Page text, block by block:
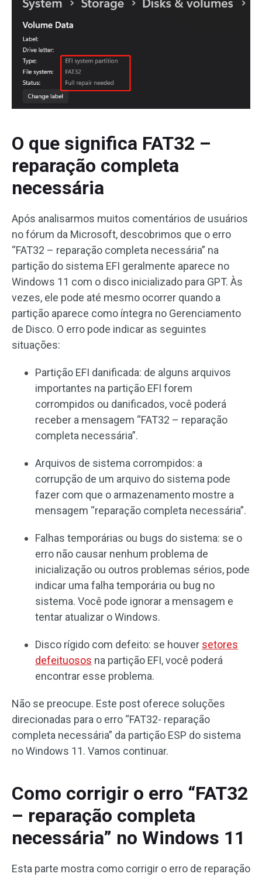
O que significa FAT32 –
reparação completa
necessária
Após analisarmos muitos comentários de usuários
no fórum da Microsoft, descobrimos que o erro
“FAT32 – reparação completa necessária” na
partição do sistema EFI geralmente aparece no
Windows 11 com o disco inicializado para GPT. Às
vezes, ele pode até mesmo ocorrer quando a
partição aparece como íntegra no Gerenciamento
de Disco. O erro pode indicar as seguintes
situações:
Partição EFI danificada: de alguns arquivos
importantes na partição EFI forem
corrompidos ou danificados, você poderá
receber a mensagem “FAT32 – reparação
completa necessária”.
Arquivos de sistema corrompidos: a
corrupção de um arquivo do sistema pode
fazer com que o armazenamento mostre a
mensagem “reparação completa necessária”.
Falhas temporárias ou bugs do sistema: se o
erro não causar nenhum problema de
inicialização ou outros problemas sérios, pode
indicar uma falha temporária ou bug no
sistema. Você pode ignorar a mensagem e
tentar atualizar o Windows.
Disco rígido com defeito: se houver setores
defeituosos na partição EFI, você poderá
encontrar esse problema.
Não se preocupe. Este post oferece soluções
direcionadas para o erro “FAT32- reparação
completa necessária” da partição ESP do sistema
no Windows 11. Vamos continuar.
Como corrigir o erro “FAT32
– reparação completa
necessária” no Windows 11
Esta parte mostra como corrigir o erro de reparação